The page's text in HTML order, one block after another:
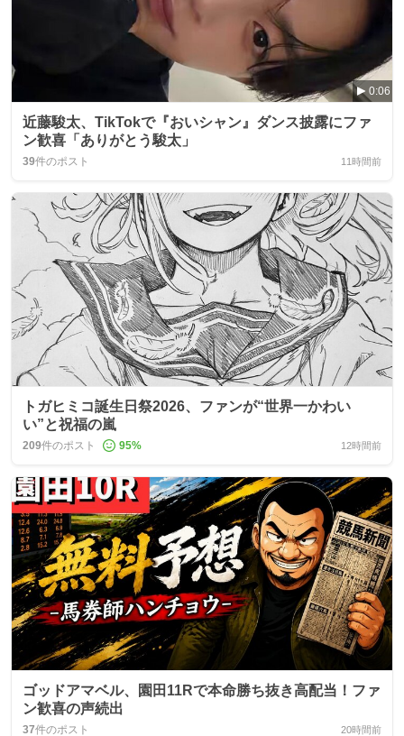
0:06
近藤駿太、TikTokで『おいシャン』ダンス披露にファ
ン歓喜「ありがとう駿太」
39件のポスト 11時間前
トガヒミコ誕生日祭2026、ファンが“世界一かわい
い”と祝福の嵐
209件のポスト 95% 12時間前
ゴッドアマベル、園田11Rで本命勝ち抜き高配当！ファ
ン歓喜の声続出
37件のポスト 20時間前